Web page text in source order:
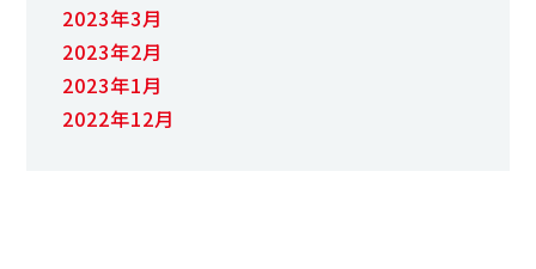
2023年3月
2023年2月
2023年1月
2022年12月